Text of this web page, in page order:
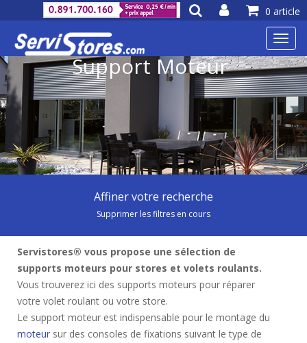
0 article
Support Moteur
Affiner votre recherche
Supprimer les filtres en cours
Servistores® vous propose une sélection de
supports moteurs pour stores et volets roulants.
Vous trouverez ici des supports moteurs pour réparer
votre volet roulant ou votre store.
Le support moteur est indispensable pour le montage du
moteur sur des consoles de fixations suivant le type de